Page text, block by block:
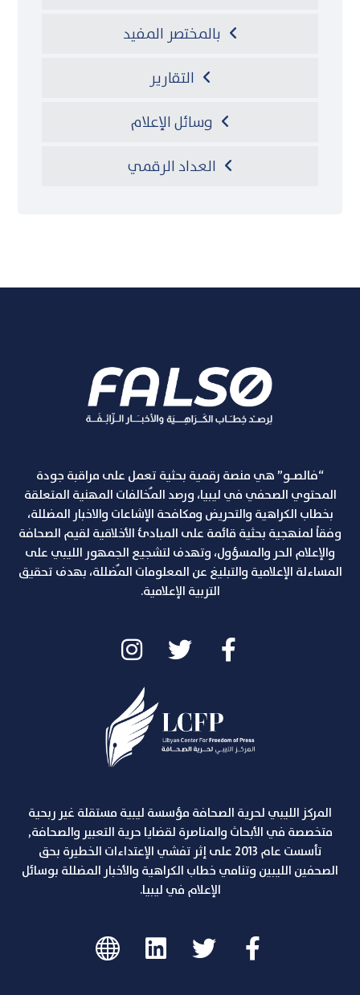
بالمختصر المفيد
التقارير
وسائل الإعلام
العداد الرقمي
“فالصـو” هي منصة رقمية بحثية تعمل على مراقبة جودة
المحتوي الصحفي في ليبيا، ورصد المٌخالفات المهنية المتعلقة
بخطاب الكراهية والتحريض ومكافحة الإشاعات والاخبار المضللة،
وفقاً لمنهجية بحثية قائمة على المبادئ الأخلاقية لقيم الصحافة
والإعلام الحر والمسؤول، وتهدف لتشجيع الجمهور الليبي على
المساءلة الإعلامية والتبليغ عن المعلومات المٌضللة، بهدف تحقيق
التربية الإعلامية.
المركز الليبي لحرية الصحافة مؤسسة ليبية مستقلة غير ربحية
متخصصة في الأبحاث والمناصرة لقضايا حرية التعبير والصحافة,
تأسست عام 2013 على إثر تفشي الإعتداءات الخطيرة بحق
الصحفين الليبين وتنامي خطاب الكراهية والأخبار المضللة بوسائل
الإعلام في ليبيا.